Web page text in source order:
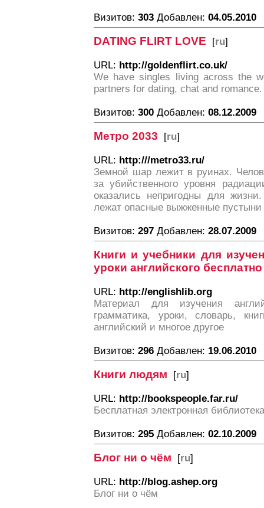
Визитов: 303 Добавлен: 04.05.2010
DATING FLIRT LOVE [ru]
URL: http://goldenflirt.co.uk/
We have singles living across the
partners for dating, chat and romance.
Визитов: 300 Добавлен: 08.12.2009
Метро 2033 [ru]
URL: http:///metro33.ru/
Земной шар лежит в руинах.
за убийственного уровня
оказались непригодны для
лежат опасные выжженные пустыни
Визитов: 297 Добавлен: 28.07.2009
Книги и учебники для
уроки английского бесплатно
URL: http://englishlib.org
Материал для изучения
грамматика, уроки, словарь,
английский и многое другое
Визитов: 296 Добавлен: 19.06.2010
Книги людям [ru]
URL: http://bookspeople.far.ru/
Бесплатная электронная
Визитов: 295 Добавлен: 02.10.2009
Блог ни о чём [ru]
URL: http://blog.ashep.org
Блог ни о чём